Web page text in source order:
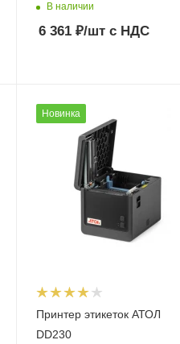
В наличии
6 361 ₽/шт с НДС
Новинка
Принтер этикеток АТОЛ
DD230